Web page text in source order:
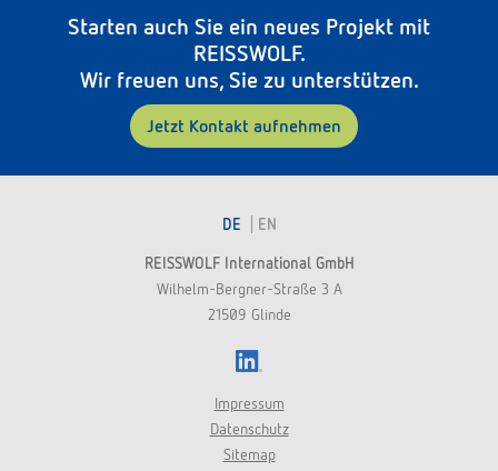
Starten auch Sie ein neues Projekt mit
REISSWOLF.
Wir freuen uns, Sie zu unterstützen.
Jetzt Kontakt aufnehmen
DE EN
REISSWOLF International GmbH
Wilhelm-Bergner-Straße 3 A
21509 Glinde
Impressum
Datenschutz
Sitemap